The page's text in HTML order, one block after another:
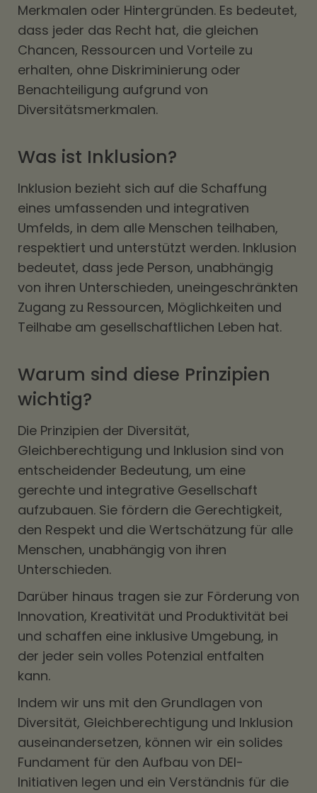
Merkmalen oder Hintergründen. Es bedeutet,
dass jeder das Recht hat, die gleichen
Chancen, Ressourcen und Vorteile zu
erhalten, ohne Diskriminierung oder
Benachteiligung aufgrund von
Diversitätsmerkmalen.
Was ist Inklusion?
Inklusion bezieht sich auf die Schaffung
eines umfassenden und integrativen
Umfelds, in dem alle Menschen teilhaben,
respektiert und unterstützt werden. Inklusion
bedeutet, dass jede Person, unabhängig
von ihren Unterschieden, uneingeschränkten
Zugang zu Ressourcen, Möglichkeiten und
Teilhabe am gesellschaftlichen Leben hat.
Warum sind diese Prinzipien
wichtig?
Die Prinzipien der Diversität,
Gleichberechtigung und Inklusion sind von
entscheidender Bedeutung, um eine
gerechte und integrative Gesellschaft
aufzubauen. Sie fördern die Gerechtigkeit,
den Respekt und die Wertschätzung für alle
Menschen, unabhängig von ihren
Unterschieden.
Darüber hinaus tragen sie zur Förderung von
Innovation, Kreativität und Produktivität bei
und schaffen eine inklusive Umgebung, in
der jeder sein volles Potenzial entfalten
kann.
Indem wir uns mit den Grundlagen von
Diversität, Gleichberechtigung und Inklusion
auseinandersetzen, können wir ein solides
Fundament für den Aufbau von DEI-
Initiativen legen und ein Verständnis für die